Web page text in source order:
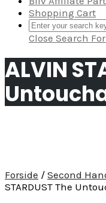
Shopping Cart
Close Search
ALVIN
Forside / Second
STARDUST The